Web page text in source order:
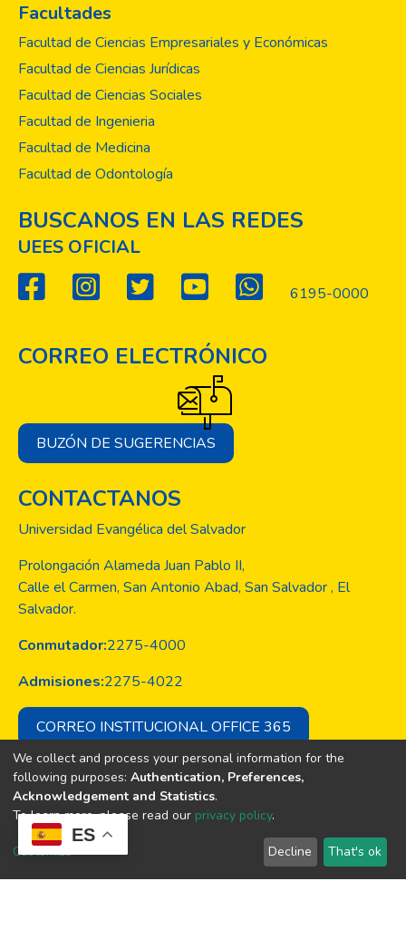
ES
Facultades
Facultad de Ciencias Empresariales y Económicas
Facultad de Ciencias Jurídicas
Facultad de Ciencias Sociales
Facultad de Ingenieria
Facultad de Medicina
Facultad de Odontología
BUSCANOS EN LAS REDES
UEES OFICIAL
6195-0000
CORREO ELECTRÓNICO
BUZÓN DE SUGERENCIAS
CONTACTANOS
Universidad Evangélica del Salvador
Prolongación Alameda Juan Pablo II,
Calle el Carmen, San Antonio Abad, San Salvador , El
Salvador.
Conmutador:2275-4000
Admisiones:2275-4022
CORREO INSTITUCIONAL OFFICE 365
Copyright © Todos los derechos son
de la Universidad Evangélica de El
We collect and process your personal information for the
following purposes: Authentication, Preferences,
Acknowledgement and Statistics.
To learn more, please read our privacy policy.
Customize Decline That's ok